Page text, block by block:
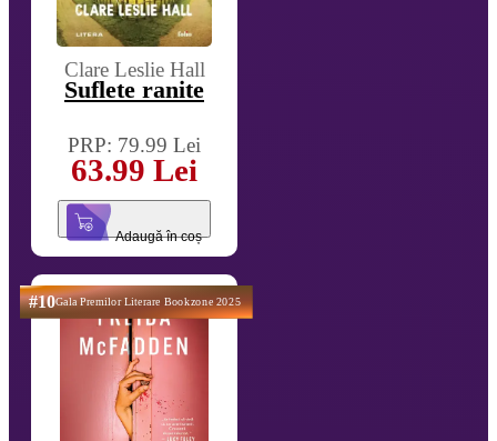
Clare Leslie Hall
Suflete ranite
PRP: 79.99 Lei
63.99 Lei
Adaugă în coș
#10Gala Premilor Literare Bookzone 2025